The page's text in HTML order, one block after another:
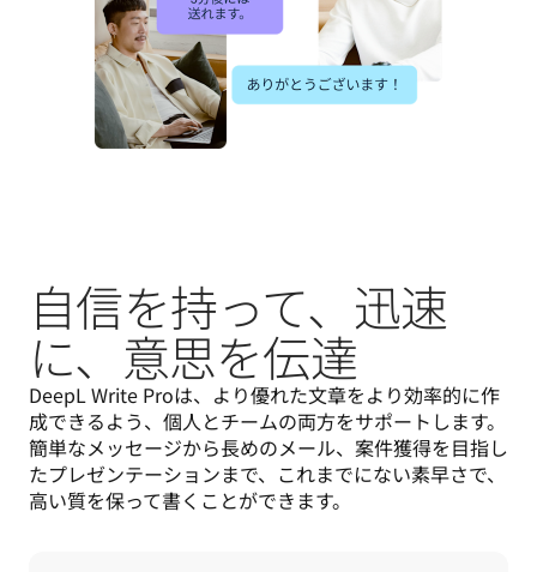
自信を持って、迅速
に、意思を伝達
DeepL Write Proは、より優れた文章をより効率的に作
成できるよう、個人とチームの両方をサポートします。
簡単なメッセージから長めのメール、案件獲得を目指し
たプレゼンテーションまで、これまでにない素早さで、
高い質を保って書くことができます。